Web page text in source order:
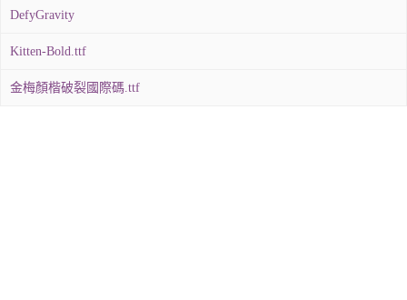
DefyGravity
Kitten-Bold.ttf
金梅顏楷破裂國際碼.ttf